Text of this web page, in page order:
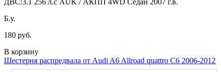
Б.у.
180 руб.
В корзину
Шестерня распредвала от Audi A6 Allroad quattro C6 2006-2012